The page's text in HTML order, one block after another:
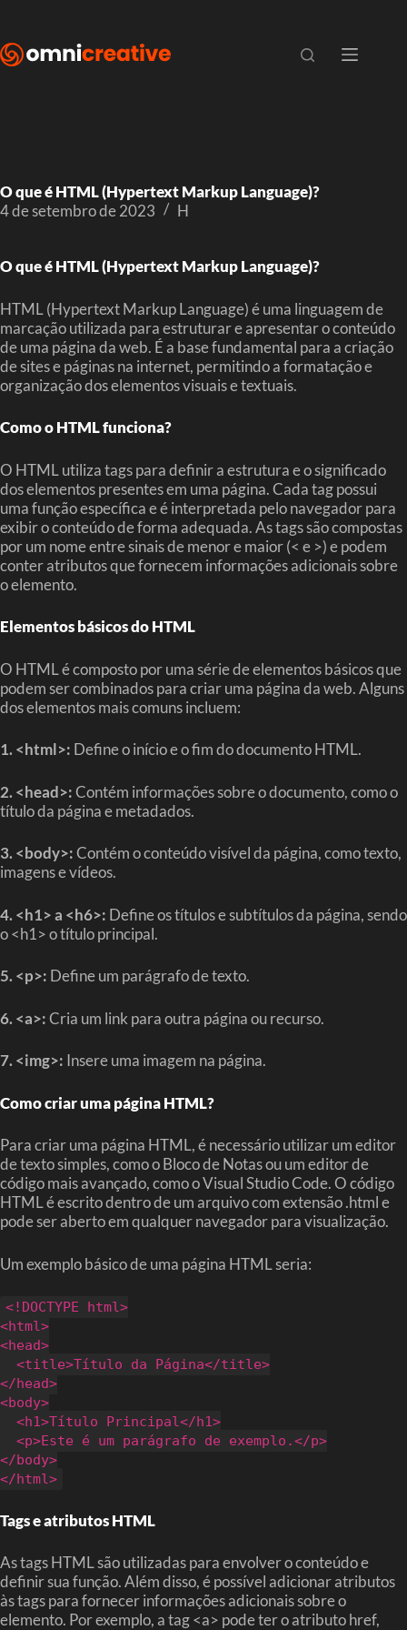
O que é HTML (Hypertext Markup Language)?
4 de setembro de 2023
H
O que é HTML (Hypertext Markup Language)?
HTML (Hypertext Markup Language) é uma linguagem de
marcação utilizada para estruturar e apresentar o conteúdo
de uma página da web. É a base fundamental para a criação
de sites e páginas na internet, permitindo a formatação e
organização dos elementos visuais e textuais.
Como o HTML funciona?
O HTML utiliza tags para definir a estrutura e o significado
dos elementos presentes em uma página. Cada tag possui
uma função específica e é interpretada pelo navegador para
exibir o conteúdo de forma adequada. As tags são compostas
por um nome entre sinais de menor e maior (< e >) e podem
conter atributos que fornecem informações adicionais sobre
o elemento.
Elementos básicos do HTML
O HTML é composto por uma série de elementos básicos que
podem ser combinados para criar uma página da web. Alguns
dos elementos mais comuns incluem:
1. <html>: Define o início e o fim do documento HTML.
2. <head>:Contém informações sobre o documento, como o
título da página e metadados.
3. <body>:Contém o conteúdo visível da página, como texto,
imagens e vídeos.
4. <h1> a <h6>: Define os títulos e subtítulos da página, sendo
o <h1> o título principal.
5. <p>: Define um parágrafo de texto.
6. <a>:Cria um link para outra página ou recurso.
7. <img>: Insere uma imagem na página.
Como criar uma página HTML?
Para criar uma página HTML, é necessário utilizar um editor
de texto simples, como o Bloco de Notas ou um editor de
código mais avançado, como o Visual Studio Code. O código
HTML é escrito dentro de um arquivo com extensão .html e
pode ser aberto em qualquer navegador para visualização.
Um exemplo básico de uma página HTML seria:
<!DOCTYPE html>
<html>
<head>
<title>Título da Página</title>
</head>
<body>
<h1>Título Principal</h1>
<p>Este é um parágrafo de exemplo.</p>
</body>
</html>
Tags e atributos HTML
As tags HTML são utilizadas para envolver o conteúdo e
definir sua função. Além disso, é possível adicionar atributos
às tags para fornecer informações adicionais sobre o
elemento. Por exemplo, a tag <a> pode ter o atributo href,